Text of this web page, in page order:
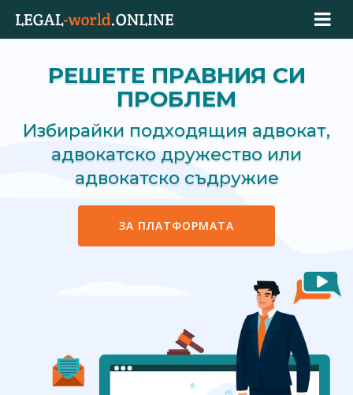
РЕШЕТЕ ПРАВНИЯ СИ
ПРОБЛЕМ
Избирайки подходящия адвокат,
адвокатско дружество или
адвокатско съдружие
ЗА ПЛАТФОРМАТА